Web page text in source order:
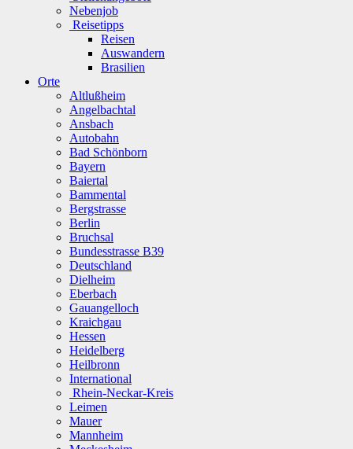
Nebenjob
Reisetipps
Reisen
Auswandern
Brasilien
Orte
Altlußheim
Angelbachtal
Ansbach
Autobahn
Bad Schönborn
Bayern
Baiertal
Bammental
Bergstrasse
Berlin
Bruchsal
Bundesstrasse B39
Deutschland
Dielheim
Eberbach
Gauangelloch
Kraichgau
Hessen
Heidelberg
Heilbronn
International
Rhein-Neckar-Kreis
Leimen
Mauer
Mannheim